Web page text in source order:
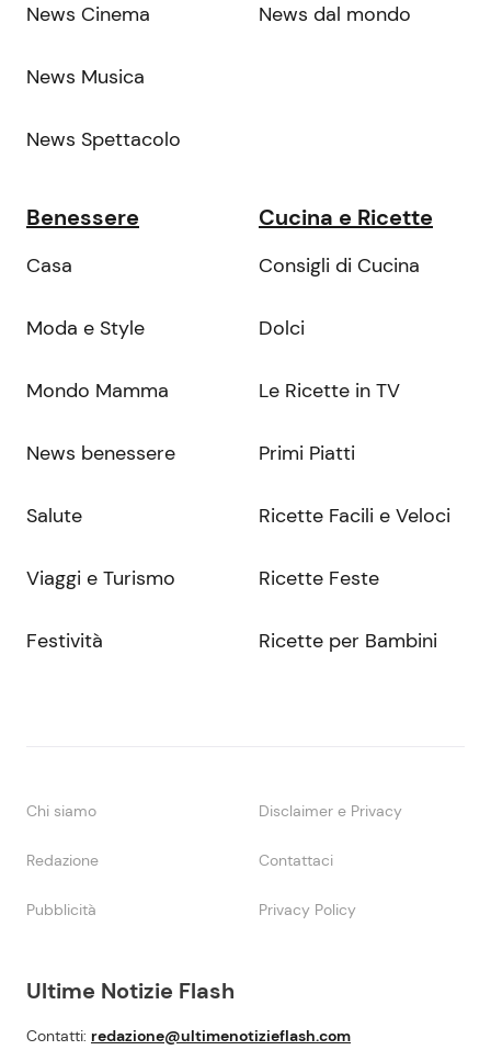
Ultime Notizie Flash
Contatti: redazione@ultimenotizieflash.com
News Cinema
News Musica
News Spettacolo
News dal mondo
Benessere
Casa
Moda e Style
Mondo Mamma
News benessere
Salute
Viaggi e Turismo
Festività
Cucina e Ricette
Consigli di Cucina
Dolci
Le Ricette in TV
Primi Piatti
Ricette Facili e Veloci
Ricette Feste
Ricette per Bambini
Chi siamo Disclaimer e Privacy
Redazione Contattaci
Pubblicità Privacy Policy